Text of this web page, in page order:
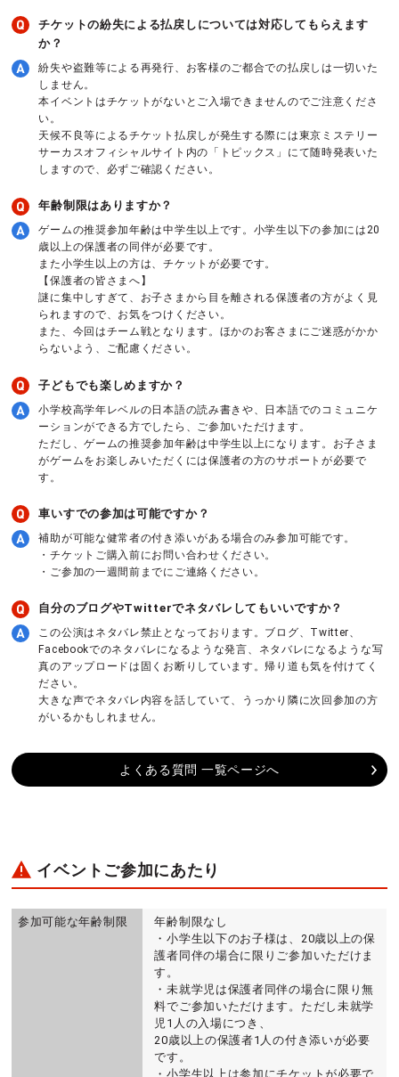
チケットの紛失による払戻しについては対応してもらえます
か？
紛失や盗難等による再発行、お客様のご都合での払戻しは一切いた
しません。
本イベントはチケットがないとご入場できませんのでご注意くださ
い。
天候不良等によるチケット払戻しが発生する際には東京ミステリー
サーカスオフィシャルサイト内の「トピックス」にて随時発表いた
しますので、必ずご確認ください。
年齢制限はありますか？
ゲームの推奨参加年齢は中学生以上です。小学生以下の参加には20
歳以上の保護者の同伴が必要です。
また小学生以上の方は、チケットが必要です。
【保護者の皆さまへ】
謎に集中しすぎて、お子さまから目を離される保護者の方がよく見
られますので、お気をつけください。
また、今回はチーム戦となります。ほかのお客さまにご迷惑がかか
らないよう、ご配慮ください。
子どもでも楽しめますか？
小学校高学年レベルの日本語の読み書きや、日本語でのコミュニケ
ーションができる方でしたら、ご参加いただけます。
ただし、ゲームの推奨参加年齢は中学生以上になります。お子さま
がゲームをお楽しみいただくには保護者の方のサポートが必要で
す。
車いすでの参加は可能ですか？
補助が可能な健常者の付き添いがある場合のみ参加可能です。
・チケットご購入前にお問い合わせください。
・ご参加の一週間前までにご連絡ください。
自分のブログやTwitterでネタバレしてもいいですか？
この公演はネタバレ禁止となっております。ブログ、Twitter、
Facebookでのネタバレになるような発言、ネタバレになるような写
真のアップロードは固くお断りしています。帰り道も気を付けてく
ださい。
大きな声でネタバレ内容を話していて、うっかり隣に次回参加の方
がいるかもしれません。
よくある質問 一覧ページへ
イベントご参加にあたり
参加可能な年齢制限
年齢制限なし
・小学生以下のお子様は、20歳以上の保
護者同伴の場合に限りご参加いただけま
す。
・未就学児は保護者同伴の場合に限り無
料でご参加いただけます。ただし未就学
児1人の入場につき、
20歳以上の保護者1人の付き添いが必要
です。
・小学生以上は参加にチケットが必要で